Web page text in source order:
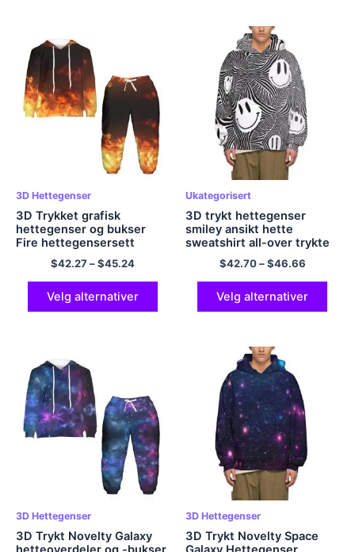
3D Hettegenser
3D Trykket grafisk
hettegenser og bukser
Fire hettegensersett
Comfort polyester
hettegenser for barn
$42.27–$45.24
Velg alternativer
Ukategorisert
3D trykt hettegenser
smiley ansikt hette
sweatshirt all-over trykte
hettegenser pullover
$42.70–$46.66
Velg alternativer
3D Hettegenser
3D Trykt Novelty Galaxy
3D Hettegenser
3D Trykt Novelty Space